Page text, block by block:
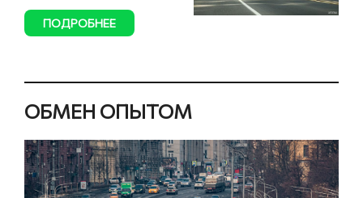
ПОДРОБНЕЕ
ОБМЕН ОПЫТОМ